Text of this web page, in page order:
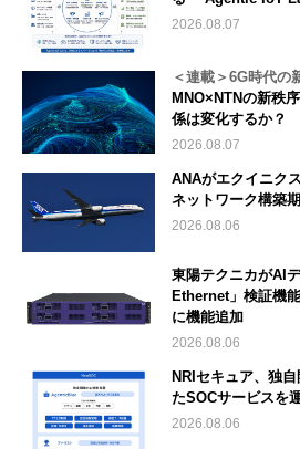
2026.08.07
＜連載＞6G時代の
MNO×NTNの新秩
係は変化するか？
2026.08.07
ANAがエクイニク
ネットワーク構築
2026.08.06
東陽テクニカがAI
Ethernet」検証機
に機能追加
2026.08.06
NRIセキュア、独
たSOCサービスを
2026.08.06